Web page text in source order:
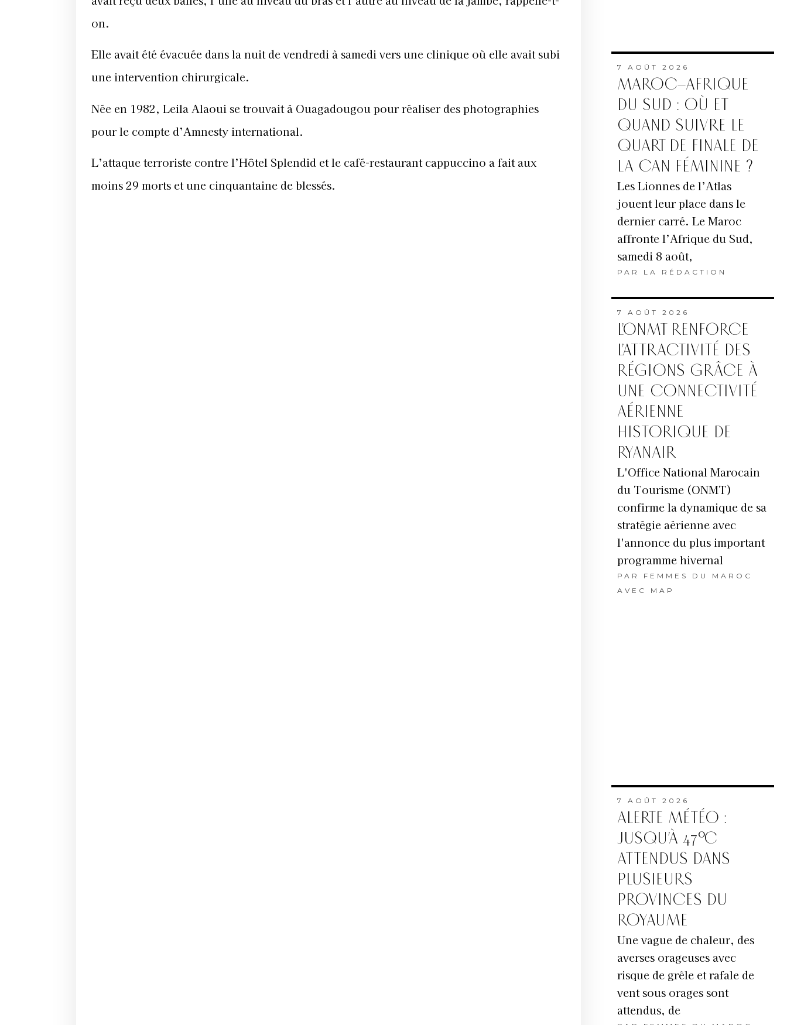
on.
Elle avait été évacuée dans la nuit de vendredi à samedi vers une clinique où elle avait subi
une intervention chirurgicale.
Née en 1982, Leila Alaoui se trouvait à Ouagadougou pour réaliser des photographies
pour le compte d’Amnesty international.
L’attaque terroriste contre l’Hôtel Splendid et le café-restaurant cappuccino a fait aux
moins 29 morts et une cinquantaine de blessés.
7 AOÛT 2026
MAROC–AFRIQUE
DU SUD : OÙ ET
QUAND SUIVRE LE
QUART DE FINALE DE
LA CAN FÉMININE ?
Les Lionnes de l’Atlas
jouent leur place dans le
dernier carré. Le Maroc
affronte l’Afrique du Sud,
samedi 8 août,
PAR LA RÉDACTION
7 AOÛT 2026
L’ONMT RENFORCE
L’ATTRACTIVITÉ DES
RÉGIONS GRÂCE À
UNE CONNECTIVITÉ
AÉRIENNE
HISTORIQUE DE
RYANAIR
L'Office National Marocain
du Tourisme (ONMT)
confirme la dynamique de sa
stratégie aérienne avec
l'annonce du plus important
programme hivernal
PAR FEMMES DU MAROC
AVEC MAP
7 AOÛT 2026
ALERTE MÉTÉO :
JUSQU’À 47°C
ATTENDUS DANS
PLUSIEURS
PROVINCES DU
ROYAUME
Une vague de chaleur, des
averses orageuses avec
risque de grêle et rafale de
vent sous orages sont
attendus, de